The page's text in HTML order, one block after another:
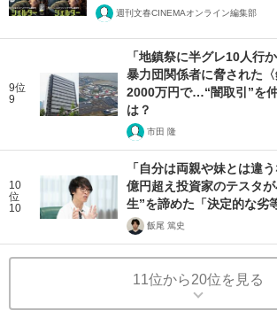
週刊文春CINEMAオンライン編集部
9位
9
「地鎮祭に半グレ10人行
暴力団関係者に脅された
2000万円で…“闇取引”を
は？
市田 隆
10
位
10
「自分は両親や妹とは違
億円超え投資家のテスタ
生”を諦めた「決定的な劣
飯尾 篤史
11位から20位を見る